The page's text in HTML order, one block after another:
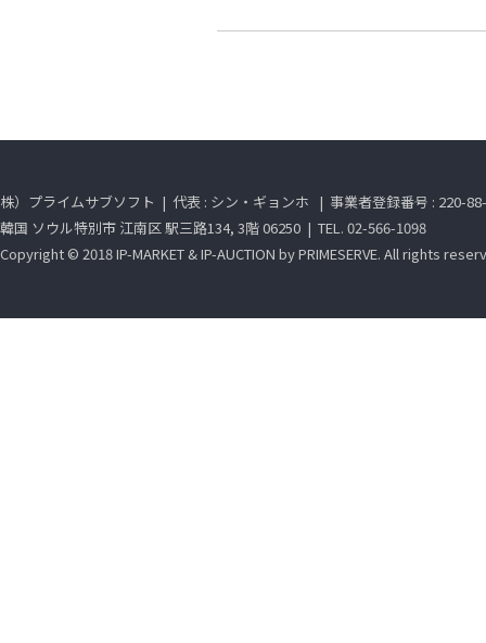
株）プライムサブソフト | 代表 : シン・ギョンホ | 事業者登録番号 : 220-
韓国 ソウル特別市 江南区 駅三路134, 3階 06250 | TEL. 02-566-1098
Copyright © 2018 IP-MARKET & IP-AUCTION by PRIMESERVE. All rights